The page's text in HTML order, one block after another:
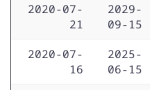
2020-07-
21
2029-
09-15
2020-07-
16
2025-
06-15